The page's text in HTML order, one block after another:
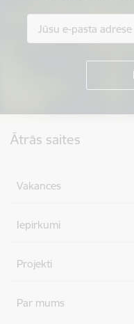
Ātrās saites
Vakances
Iepirkumi
Projekti
Par mums